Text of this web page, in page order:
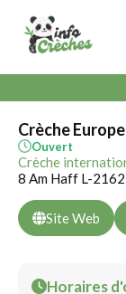
Crèche
Ouvert
Crèche
8 Am Haff L-
Site Web
Horaires